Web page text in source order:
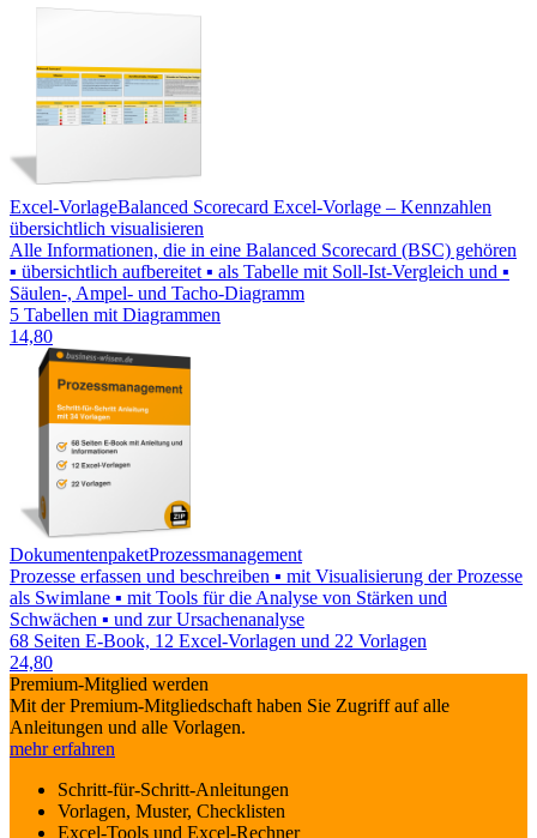
Excel-VorlageBalanced Scorecard Excel-Vorlage – Kennzahlen
übersichtlich visualisieren
Alle Informationen, die in eine Balanced Scorecard (BSC) gehören
▪ übersichtlich aufbereitet ▪ als Tabelle mit Soll-Ist-Vergleich und ▪
Säulen-, Ampel- und Tacho-Diagramm
5 Tabellen mit Diagrammen
14,80
DokumentenpaketProzessmanagement
Prozesse erfassen und beschreiben ▪ mit Visualisierung der Prozesse
als Swimlane ▪ mit Tools für die Analyse von Stärken und
Schwächen ▪ und zur Ursachenanalyse
68 Seiten E-Book, 12 Excel-Vorlagen und 22 Vorlagen
24,80
Premium-Mitglied werden
Mit der Premium-Mitgliedschaft haben Sie Zugriff auf alle
Anleitungen und alle Vorlagen.
mehr erfahren
Schritt-für-Schritt-Anleitungen
Vorlagen, Muster, Checklisten
Excel-Tools und Excel-Rechner